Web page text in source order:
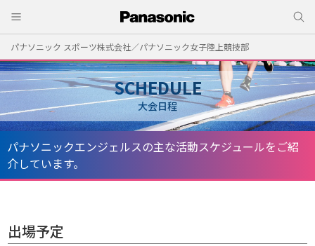
パナソニック スポーツ株式会社／パナソニック女子陸上競技部
大会日程
SCHEDULE
パナソニックエンジェルスの主な活動スケジュールをご紹
介しています。
出場予定